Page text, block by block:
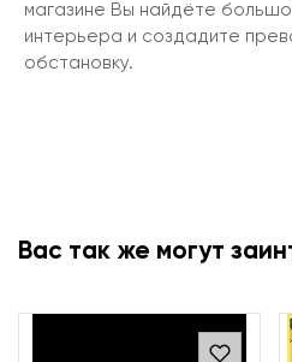
магазине Вы найдёте
интерьера и создадите
обстановку.
Вас так же могут